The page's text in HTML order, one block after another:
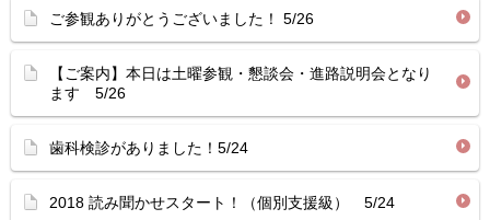
ご参観ありがとうございました！ 5/26
【ご案内】本日は土曜参観・懇談会・進路説明会となり
ます 5/26
歯科検診がありました！5/24
2018 読み聞かせスタート！（個別支援級） 5/24